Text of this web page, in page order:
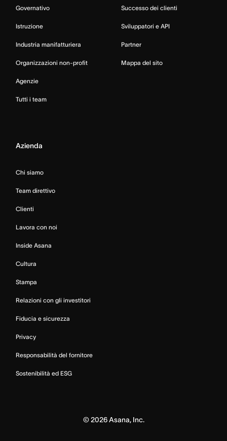
Governativo
Istruzione
Industria manifatturiera
Organizzazioni non-profit
Agenzie
Tutti i team
Successo dei clienti
Sviluppatori e API
Partner
Mappa del sito
Azienda
Chi siamo
Team direttivo
Clienti
Lavora con noi
Inside Asana
Cultura
Stampa
Relazioni con gli investitori
Fiducia e sicurezza
Privacy
Responsabilità del fornitore
Sostenibilità ed ESG
©2026Asana, Inc.